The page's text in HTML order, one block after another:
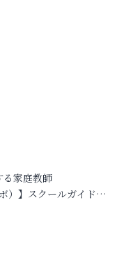
る家庭教師
）】スクールガイド…